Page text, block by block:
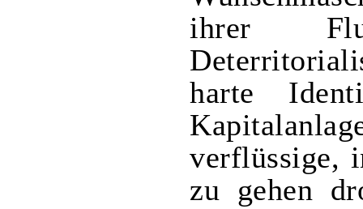
ihrer
harte
verflüssige,
zu gehen